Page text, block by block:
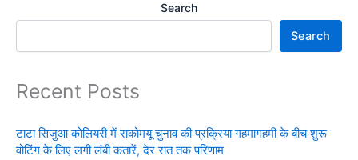
Search
Search
Recent Posts
टाटा सिजुआ कोलियरी में राकोमयू चुनाव की प्रक्रिया गहमागहमी के बीच शुरू
वोटिंग के लिए लगी लंबी कतारें, देर रात तक परिणाम